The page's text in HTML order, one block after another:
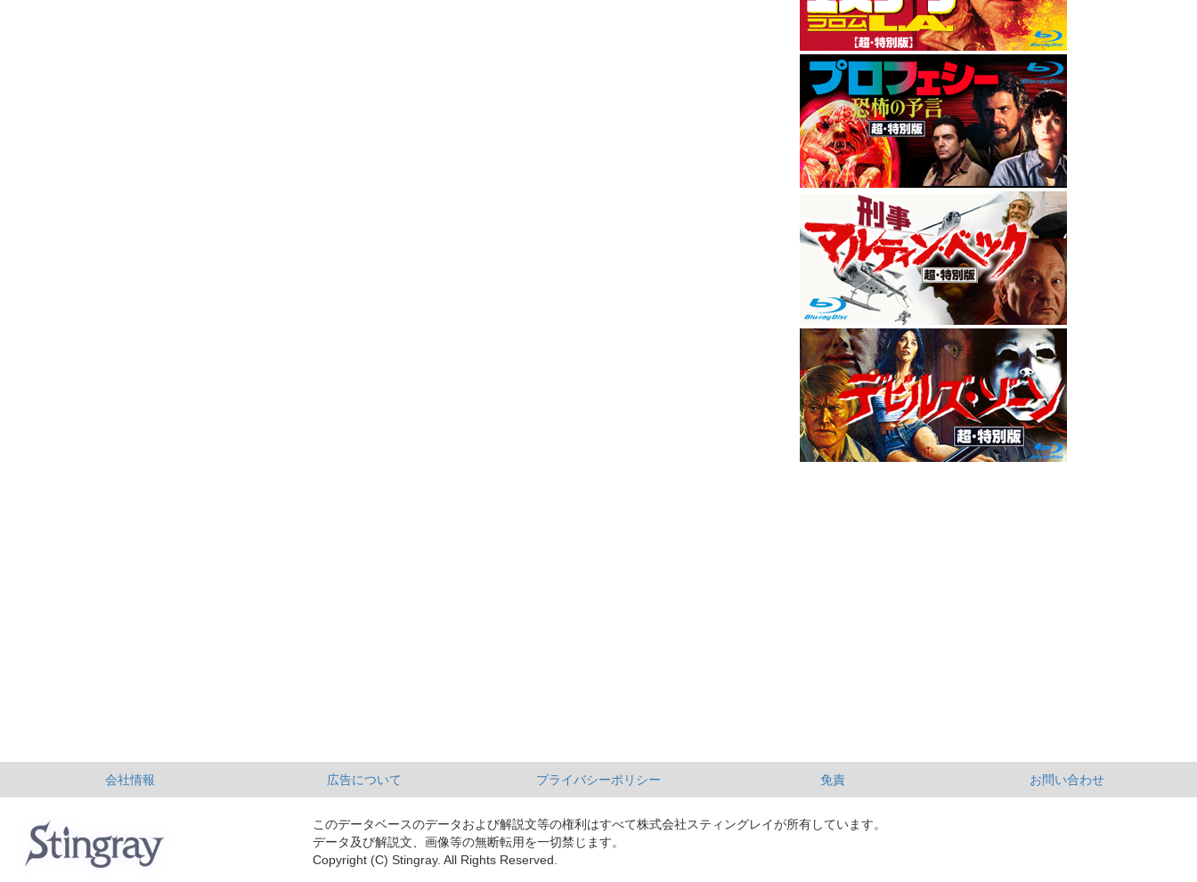
会社情報 広告について プライバシーポリシー 免責 お問い合わせ
このデータベースのデータおよび解説文等の権利はすべて株式会社スティングレイが所有しています。
データ及び解説文、画像等の無断転用を一切禁じます。
Copyright (C) Stingray. All Rights Reserved.